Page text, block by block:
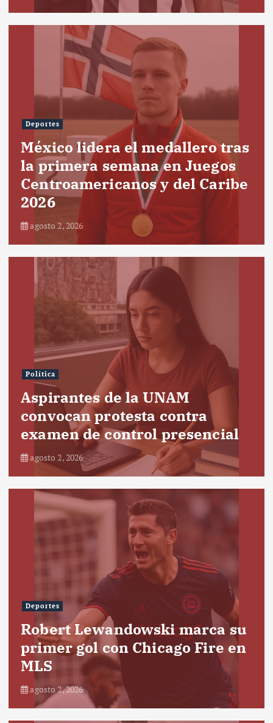
Deportes
México lidera el medallero tras
la primera semana en Juegos
Centroamericanos y del Caribe
2026
agosto 2, 2026
Política
Aspirantes de la UNAM
convocan protesta contra
examen de control presencial
agosto 2, 2026
Deportes
Robert Lewandowski marca su
primer gol con Chicago Fire en
MLS
agosto 2, 2026